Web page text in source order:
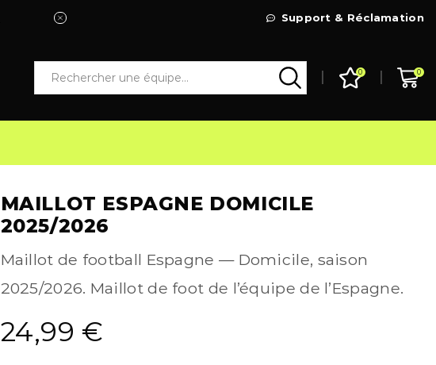
Livraison Gratuite à partir de 99€ Go Shop
Support & Réclamation
0 0
MAILLOT ESPAGNE DOMICILE
2025/2026
Maillot de football Espagne — Domicile, saison
2025/2026. Maillot de foot de l’équipe de l’Espagne.
24,99 €